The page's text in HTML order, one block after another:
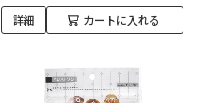
詳細 カートに入れる